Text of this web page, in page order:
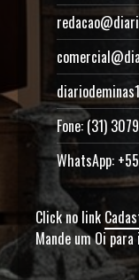
Fone: (31)
WhatsApp:
Click no link
Mande um Oi